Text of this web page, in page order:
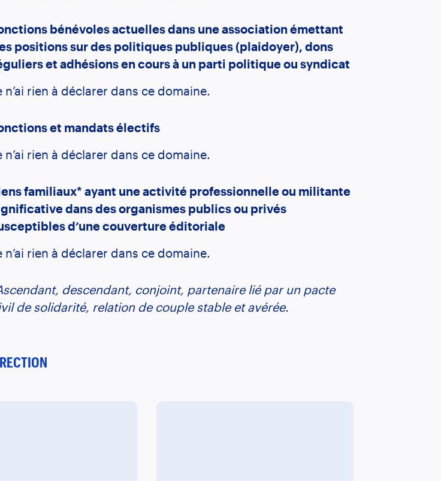
bénévoles actuelles dans une association émettant
positions sur des politiques publiques (plaidoyer), dons
et adhésions en cours à un parti politique ou syndicat
n’ai rien à déclarer dans ce domaine.
et mandats électifs
n’ai rien à déclarer dans ce domaine.
familiaux* ayant une activité professionnelle ou militante
dans des organismes publics ou privés
d’une couverture éditoriale
n’ai rien à déclarer dans ce domaine.
descendant, conjoint, partenaire lié par un pacte
de solidarité, relation de couple stable et avérée.